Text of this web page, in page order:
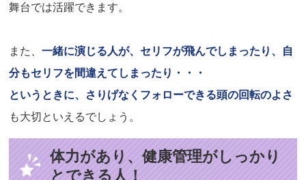
舞台では活躍できます。
また、一緒に演じる人が、セリフが飛んでしまったり、自
分もセリフを間違えてしまったり・・・
というときに、さりげなくフォローできる頭の回転のよさ
も大切といえるでしょう。
体力があり、健康管理がしっかり
とできる人！